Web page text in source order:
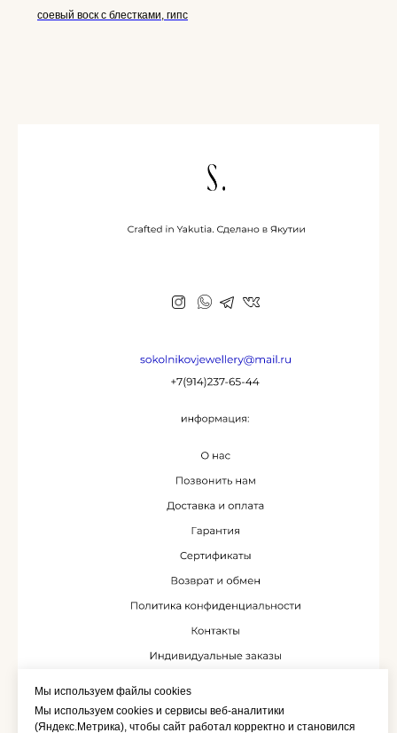
Мы используем файлы cookies
Мы используем cookies и сервисы веб-аналитики
(Яндекс.Метрика), чтобы сайт работал корректно и становился
соевый воск с блестками, гипс